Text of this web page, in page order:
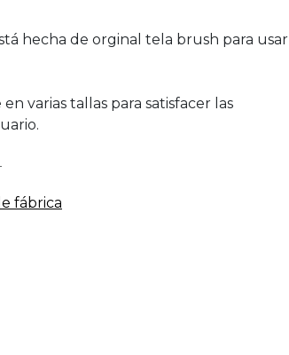
hecha de orginal tela brush para usar
varias tallas para satisfacer las
fábrica